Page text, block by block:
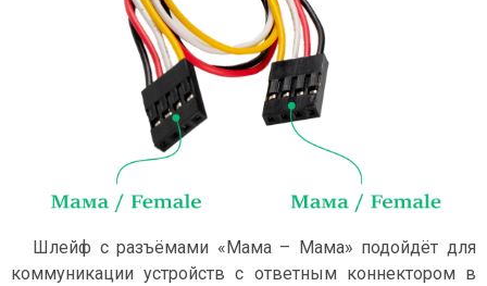
Шлейф с разъёмами «Мама – Мама» подойдёт для
коммуникации устройств с ответным коннектором в